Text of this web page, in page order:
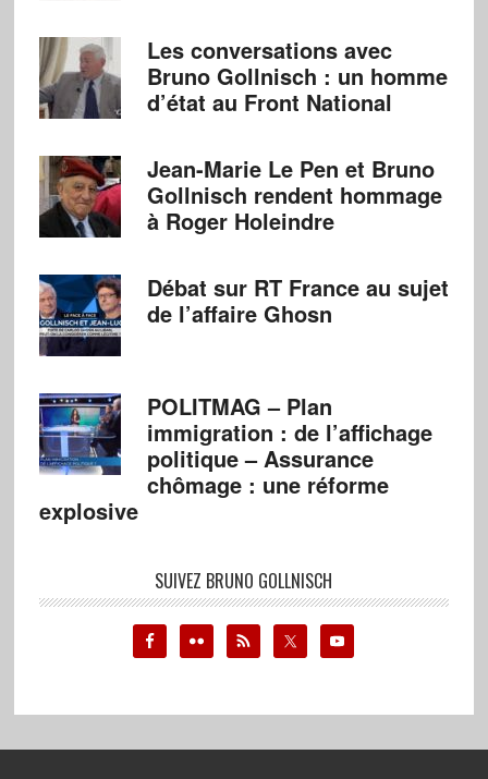
Les conversations avec
Bruno Gollnisch : un homme
d’état au Front National
Jean-Marie Le Pen et Bruno
Gollnisch rendent hommage
à Roger Holeindre
Débat sur RT France au sujet
de l’affaire Ghosn
POLITMAG – Plan
immigration : de l’affichage
politique – Assurance
chômage : une réforme
explosive
SUIVEZ BRUNO GOLLNISCH